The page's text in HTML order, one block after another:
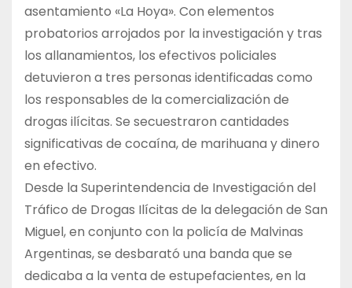
asentamiento «La Hoya». Con elementos
probatorios arrojados por la investigación y tras
los allanamientos, los efectivos policiales
detuvieron a tres personas identificadas como
los responsables de la comercialización de
drogas ilícitas. Se secuestraron cantidades
significativas de cocaína, de marihuana y dinero
en efectivo.
Desde la Superintendencia de Investigación del
Tráfico de Drogas Ilícitas de la delegación de San
Miguel, en conjunto con la policía de Malvinas
Argentinas, se desbarató una banda que se
dedicaba a la venta de estupefacientes, en la